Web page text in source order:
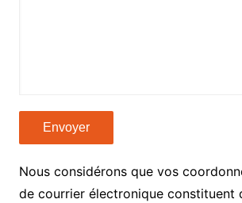
Nous considérons que vos
de courrier électronique constituent